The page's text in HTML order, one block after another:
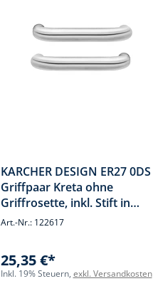
KARCHER DESIGN ER27 0DS
Griffpaar Kreta ohne
Griffrosette, inkl. Stift in
Edelstahl matt, Edelstahl
Art.-Nr.: 122617
25,35 €*
Inkl. 19% Steuern, exkl. Versandkosten